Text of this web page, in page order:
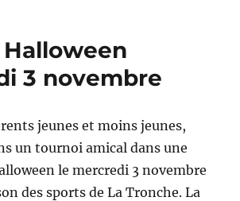
3 novembre
jeunes et moins jeunes,
un tournoi amical dans une
le mercredi 3 novembre
des sports de La Tronche. La